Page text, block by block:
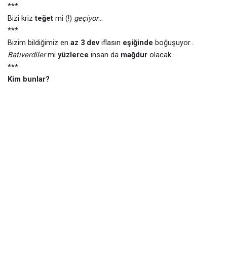
***
Bizi kriz teğet mi (!) geçiyor...
***
Bizim bildiğimiz en az 3 dev iflasın eşiğinde boğuşuyor...
Batıverdiler mi yüzlerce insan da mağdur olacak...
***
Kim bunlar?